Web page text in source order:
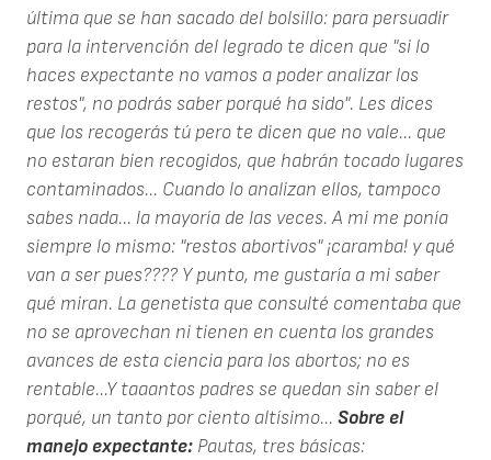
última que se han sacado del bolsillo: para persuadir
para la intervención del legrado te dicen que "si lo
haces expectante no vamos a poder analizar los
restos", no podrás saber porqué ha sido". Les dices
que los recogerás tú pero te dicen que no vale... que
no estaran bien recogidos, que habrán tocado lugares
contaminados... Cuando lo analizan ellos, tampoco
sabes nada... la mayoría de las veces. A mi me ponía
siempre lo mismo: "restos abortivos" ¡caramba! y qué
van a ser pues???? Y punto, me gustaría a mi saber
qué miran. La genetista que consulté comentaba que
no se aprovechan ni tienen en cuenta los grandes
avances de esta ciencia para los abortos; no es
rentable...Y taaantos padres se quedan sin saber el
porqué, un tanto por ciento altísimo... Sobre el
manejo expectante: Pautas, tres básicas: